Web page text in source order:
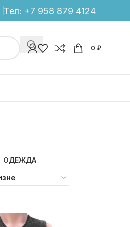
Тел: +7 958 879 4124
0 ₽
ОДЕЖДА